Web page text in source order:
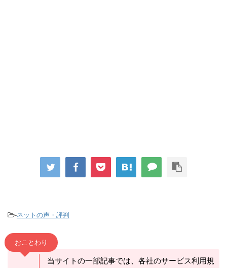
-ネットの声・評判
おことわり
当サイトの一部記事では、各社のサービス利用規